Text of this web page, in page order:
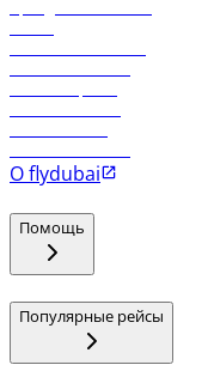
О flydubai
Помощь
Популярные рейсы